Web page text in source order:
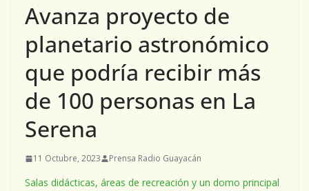
Avanza proyecto de
planetario astronómico
que podría recibir más
de 100 personas en La
Serena
11 Octubre, 2023 Prensa Radio Guayacán
Salas didácticas, áreas de recreación y un domo principal